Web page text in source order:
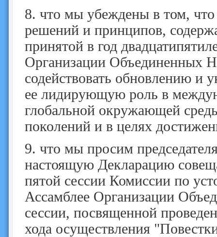
8. что мы убеждены в том,
решений и принципов,
принятой в год
Организации Объединенных
содействовать обновлению и
ее лидирующую роль в
глобальной окружающей
поколений и в целях
9. что мы просим
настоящую Декларацию
пятой сессии Комиссии по
Ассамблее Организации
сессии, посвященной
хода осуществления